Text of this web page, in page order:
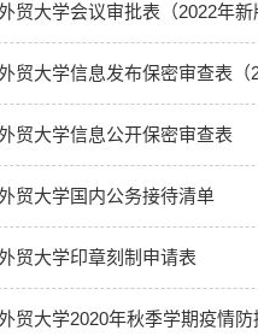
贸大学会议审批表（2022年新
贸大学信息发布保密审查表（
贸大学信息公开保密审查表
贸大学国内公务接待清单
贸大学印章刻制申请表
贸大学2020年秋季学期疫情